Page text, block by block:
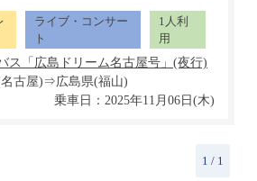
ライブ・コンサー
ト
1人利
用
古屋)⇒広島県(福山)
乗車日：2025年11月06日(木)
1 / 1